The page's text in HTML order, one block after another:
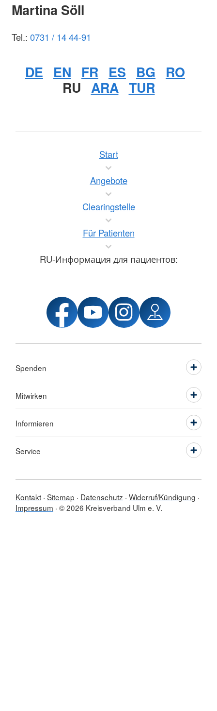
Martina Söll
Tel.: 0731 / 14 44-91
DE EN FR ES BG
RO
RU ARA TUR
Start
Angebote
Clearingstelle
Für Patienten
RU-Информация для пациентов:
Spenden
Mitwirken
Informieren
Service
Kontakt Sitemap Datenschutz Widerruf/Kündigung
Impressum © 2026 Kreisverband Ulm e. V.